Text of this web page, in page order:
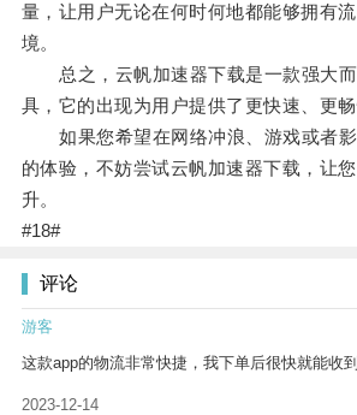
量，让用户无论在何时何地都能够拥有
境。
总之，云帆加速器下载是一款强大而
具，它的出现为用户提供了更快速、更畅
如果您希望在网络冲浪、游戏或者影
的体验，不妨尝试云帆加速器下载，让
升。
#18#
评论
游客
这款app的物流非常快捷，我下单后很快就能收到
2023-12-14